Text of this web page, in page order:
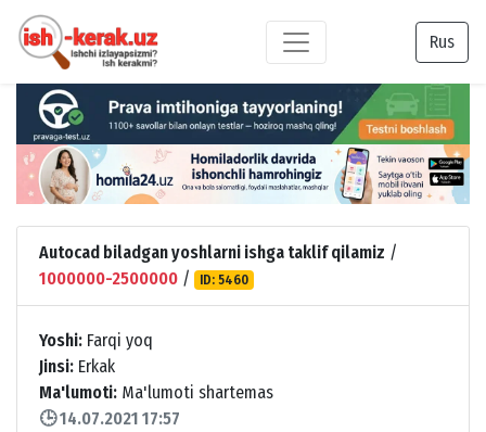
Rus
Autocad biladgan yoshlarni ishga taklif qilamiz /
1000000-2500000 / ID: 5460
Yoshi: Farqi yoq
Jinsi: Erkak
Ma'lumoti: Ma'lumoti shartemas
🕒 14.07.2021 17:57